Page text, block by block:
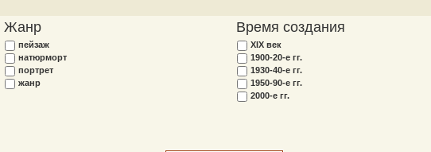
Жанр
пейзаж
натюрморт
портрет
жанр
Время создания
XIX век
1900-20-е гг.
1930-40-е гг.
1950-90-е гг.
2000-е гг.